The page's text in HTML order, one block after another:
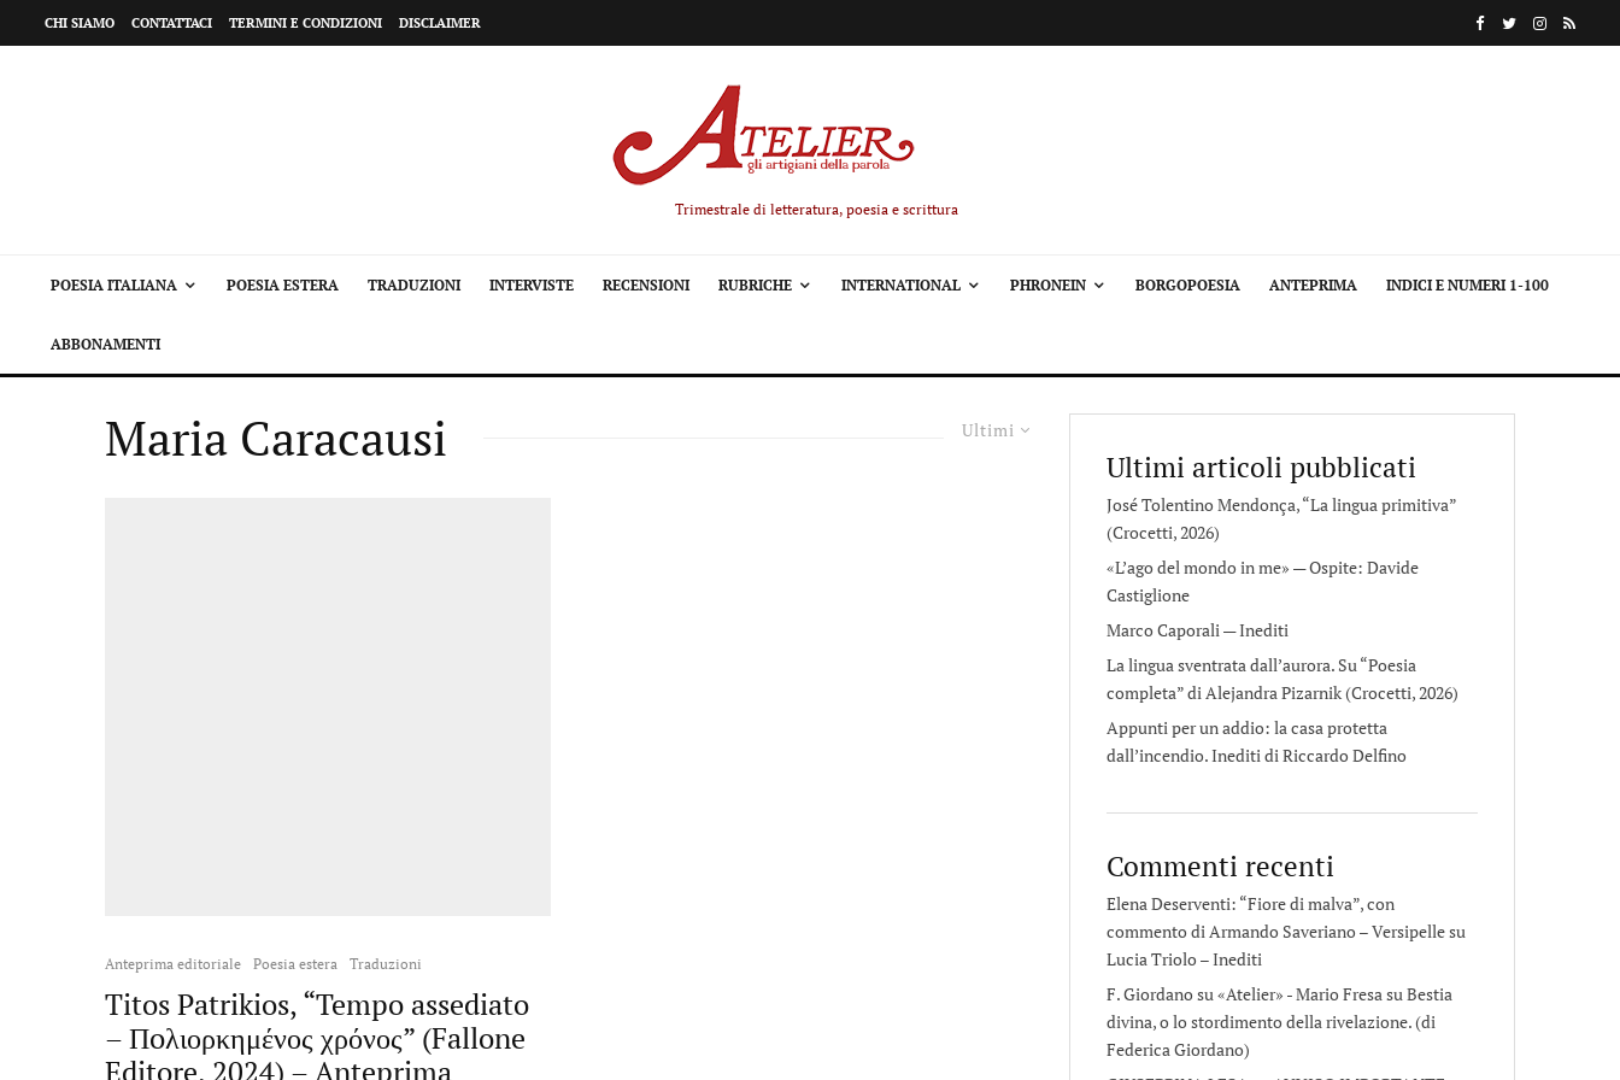
CHI SIAMO CONTATTACI TERMINI E CONDIZIONI DISCLAIMER
Trimestrale di letteratura, poesia e scrittura
POESIA ITALIANA POESIA ESTERA TRADUZIONI INTERVISTE RECENSIONI RUBRICHE INTERNATIONAL PHRONEIN BORGOPOESIA ANTEPRIMA INDICI E NUMERI 1-100
ABBONAMENTI
Ultimi
Maria Caracausi
Anteprima editoriale Poesia estera Traduzioni
Titos Patrikios, “Tempo assediato
– Πoλιορκημένος χρόνος” (Fallone
Editore, 2024) – Anteprima
Ultimi articoli pubblicati
José Tolentino Mendonça, “La lingua primitiva”
(Crocetti, 2026)
«L’ago del mondo in me» — Ospite: Davide
Castiglione
Marco Caporali — Inediti
La lingua sventrata dall’aurora. Su “Poesia
completa” di Alejandra Pizarnik (Crocetti, 2026)
Appunti per un addio: la casa protetta
dall’incendio. Inediti di Riccardo Delfino
Commenti recenti
Elena Deserventi: “Fiore di malva”, con
commento di Armando Saveriano – Versipellesu
Lucia Triolo – Inediti
F. Giordano su «Atelier» - Mario FresasuBestia
divina, o lo stordimento della rivelazione. (di
Federica Giordano)